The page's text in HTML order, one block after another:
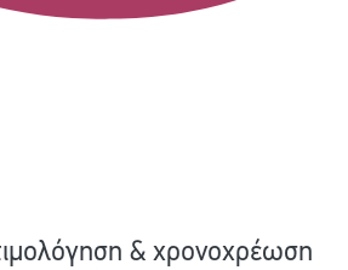
& χρονοχρέωση